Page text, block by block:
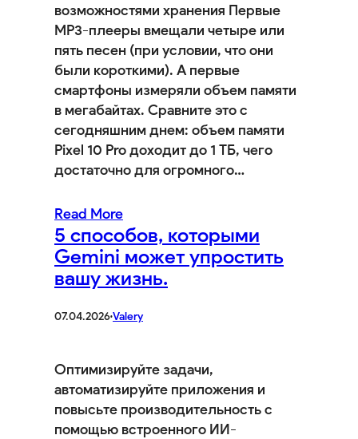
возможностями хранения Первые
MP3-плееры вмещали четыре или
пять песен (при условии, что они
были короткими). ​​А первые
смартфоны измеряли объем памяти
в мегабайтах. Сравните это с
сегодняшним днем: объем памяти
Pixel 10 Pro доходит до 1 ТБ, чего
достаточно для огромного…
Read More
5 способов, которыми
Gemini может упростить
вашу жизнь.
07.04.2026·Valery
Оптимизируйте задачи,
автоматизируйте приложения и
повысьте производительность с
помощью встроенного ИИ-